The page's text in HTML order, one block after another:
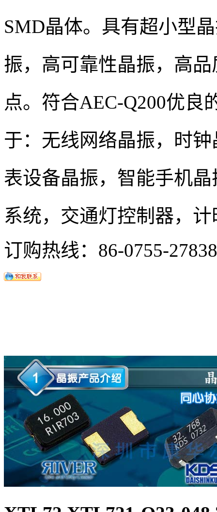
SMD晶体。具有超小型
振，高可靠性晶振，高
点。符合AEC-Q200优良
于：无线网络晶振，时
表设备晶振，智能手机
系统，交通灯控制器，
订购热线： 86-0755-